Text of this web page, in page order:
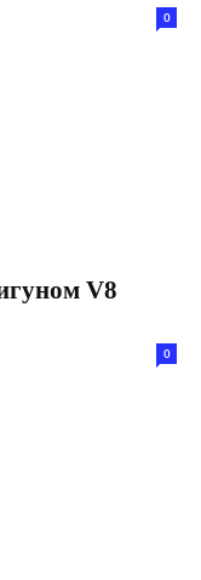
0
V8
0